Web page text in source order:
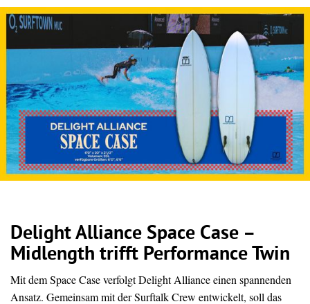
Delight Alliance Space Case –
Midlength trifft Performance Twin
Mit dem Space Case verfolgt Delight Alliance einen spannenden
Ansatz. Gemeinsam mit der Surftalk Crew entwickelt, soll das